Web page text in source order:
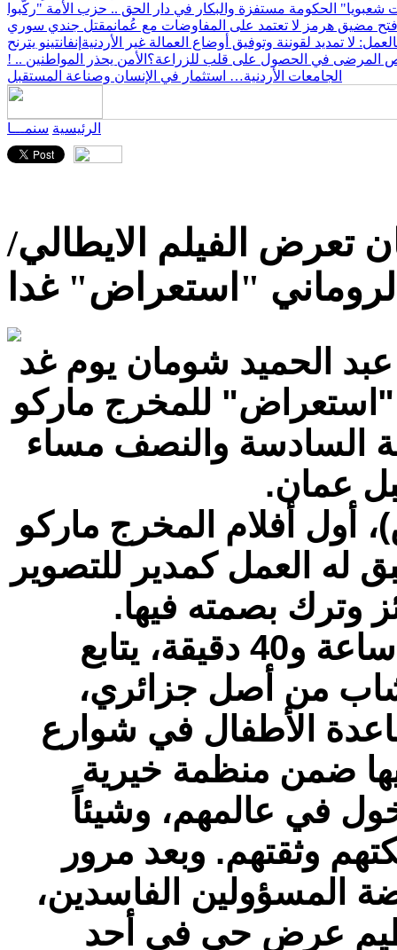
الحكومة مستفزة والبكار في دار الحق .. حزب الأمة "ركّبوا
فتح مضيق هرمز لا تعتمد على المفاوضات مع عُمانمقتل جندي سوري
العمل: لا تمديد لقوننة وتوفيق أوضاع العمالة غير الأردنية إنفانتينو يترنح
المرضى في الحصول على قلب للزراعة؟ الأمن يحذر المواطنين .. !
الجامعات الأردنية… استثمار في الإنسان وصناعة المستقبل
الرئيسية سنمـــا
تعرض الفيلم الايطالي/
"استعراض" غدا
الحميد شومان يوم غد
"استعراض" للمخرج ماركو
السادسة والنصف مساء
عمان.
أول أفلام المخرج ماركو
له العمل كمدير للتصوير
وترك بصمته فيها.
في فيلمه "با- را- دا" وعلى مدى ساعة و40 دقيقة، يتابع
من أصل جزائري،
الأطفال في شوارع
ضمن منظمة خيرية
في عالمهم، وشيئاً
وثقتهم. وبعد مرور
المسؤولين الفاسدين،
عرض حي في أحد